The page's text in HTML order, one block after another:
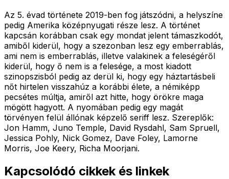
Az 5. évad története 2019-ben fog játszódni, a helyszíne
pedig Amerika középnyugati része lesz. A történet
kapcsán korábban csak egy mondat jelent támaszkodót,
amiből kiderül, hogy a szezonban lesz egy emberrablás,
ami nem is emberrablás, illetve valakinek a feleségéről
kiderül, hogy ő nem is a felesége, a most kiadott
szinopszisból pedig az derül ki, hogy egy háztartásbeli
nőt hirtelen visszahúz a korábbi élete, a némiképp
pecsétes múltja, amiről azt hitte, hogy örökre maga
mögött hagyott. A nyomában pedig egy magát
törvényen felül állónak képzelő seriff lesz. Szereplők:
Jon Hamm, Juno Temple, David Rysdahl, Sam Spruell,
Jessica Pohly, Nick Gomez, Dave Foley, Lamorne
Morris, Joe Keery, Richa Moorjani.
Kapcsolódó cikkek és linkek